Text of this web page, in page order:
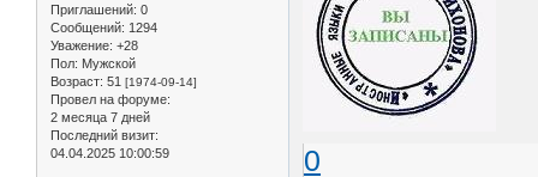
Приглашений: 0
Сообщений: 1294
Уважение: +28
Пол: Мужской
Возраст: 51 [1974-09-14]
Провел на форуме:
2 месяца 7 дней
Последний визит:
04.04.2025 10:00:59
0